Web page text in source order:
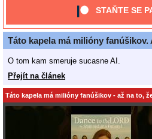
STAŇTE SE
Táto kapela má milióny fanúšikov.
O tom kam smeruje sucasne AI.
Přejít na článek
Táto kapela má milióny fanúšikov - až na to,